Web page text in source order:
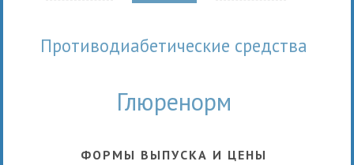
противодиабетические средства
Глюренорм
ФОРМЫ ВЫПУСКА И ЦЕНЫ